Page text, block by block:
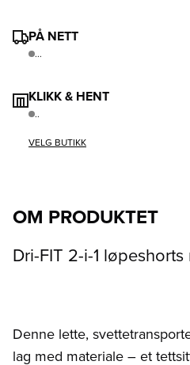
PÅ NETT
...
KLIKK & HENT
..
VELG BUTIKK
OM PRODUKTET
Dri-FIT 2-i-1
Denne lette,
lag med materiale – et